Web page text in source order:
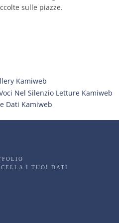
sulle piazze.
I TUOI DATI